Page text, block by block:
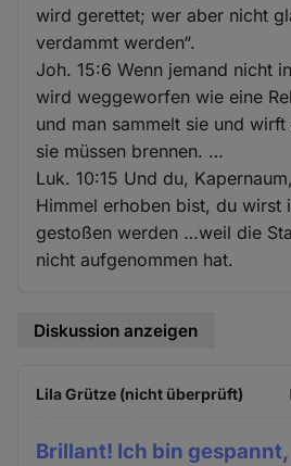
wird gerettet; wer aber nicht
verdammt werden“.
Joh. 15:6 Wenn jemand nicht
wird weggeworfen wie eine
und man sammelt sie und wirft
sie müssen brennen. …
Luk. 10:15 Und du,
Himmel erhoben bist, du wirst
gestoßen werden …weil die
nicht aufgenommen hat.
Diskussion anzeigen
Lila Grütze (nicht überprüft)
Brillant! Ich bin gespannt,